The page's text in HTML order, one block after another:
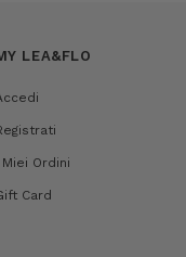
LEA&FLO
Miei Ordini
Card